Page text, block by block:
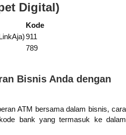
Digital)
Kode
911
789
Bisnis Anda dengan
ATM bersama dalam bisnis, cara
bank yang termasuk ke dalam